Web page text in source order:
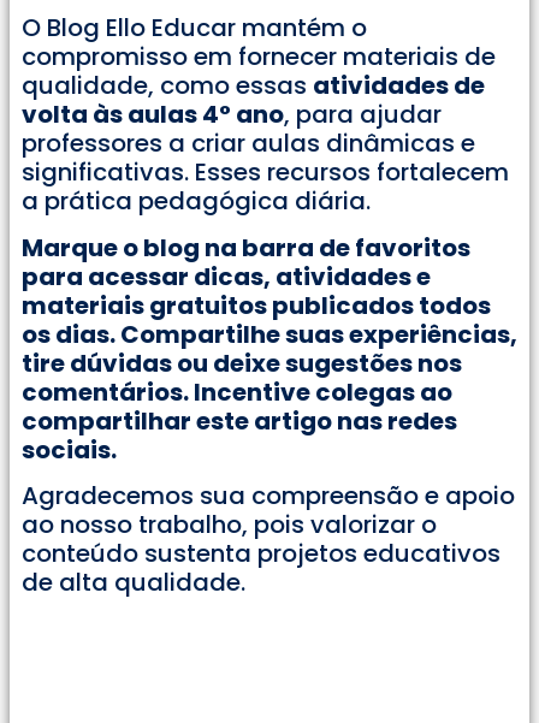
O Blog Ello Educar mantém o
compromisso em fornecer materiais de
qualidade, como essas atividades de
volta às aulas 4° ano, para ajudar
professores a criar aulas dinâmicas e
significativas. Esses recursos fortalecem
a prática pedagógica diária.
Marque o blog na barra de favoritos
para acessar dicas, atividades e
materiais gratuitos publicados todos
os dias. Compartilhe suas experiências,
tire dúvidas ou deixe sugestões nos
comentários. Incentive colegas ao
compartilhar este artigo nas redes
sociais.
Agradecemos sua compreensão e apoio
ao nosso trabalho, pois valorizar o
conteúdo sustenta projetos educativos
de alta qualidade.